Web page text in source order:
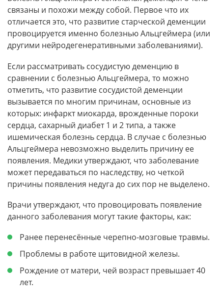
связаны и похожи между собой. Первое что их
отличается это, что развитие старческой деменции
провоцируется именно болезнью Альцгеймера (или
другими нейродегенеративными заболеваниями).
Если рассматривать сосудистую деменцию в
сравнении с болезнью Альцгеймера, то можно
отметить, что развитие сосудистой деменции
вызывается по многим причинам, основные из
которых: инфаркт миокарда, врожденные пороки
сердца, сахарный диабет 1 и 2 типа, а также
ишемическая болезнь сердца. В случае с болезнью
Альцгеймера невозможно выделить причину ее
появления. Медики утверждают, что заболевание
может передаваться по наследству, но четкой
причины появления недуга до сих пор не выделено.
Врачи утверждают, что провоцировать появление
данного заболевания могут такие факторы, как:
Ранее перенесённые черепно-мозговые травмы.
Проблемы в работе щитовидной железы.
Рождение от матери, чей возраст превышает 40
лет.